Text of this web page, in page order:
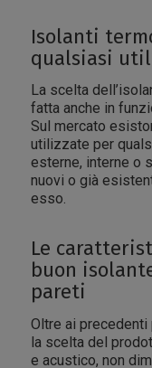
Isolanti
qualsiasi
La scelta
fatta anche in
Sul mercato
utilizzate per
esterne, interne o
nuovi o già
esso.
Le
buon
pareti
Oltre ai
la scelta del
e acustico, non